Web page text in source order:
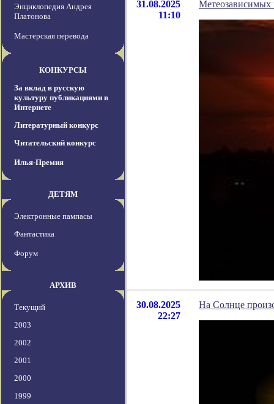
Энциклопедия Андрея
Платонова
Мастерская перевода
КОНКУРСЫ
За вклад в русскую
культуру публикациями в
Интернете
Литературный конкурс
Читательский конкурс
Илья-Премия
ДЕТЯМ
Электронные пампасы
Фантастика
Форум
АРХИВ
Текущий
2003
2002
2001
2000
1999
31.08.2025
11:10
30.08.2025
22:27
На Солнце